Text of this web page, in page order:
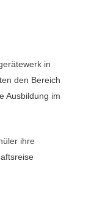
in
den Bereich
Ausbildung im
ihre